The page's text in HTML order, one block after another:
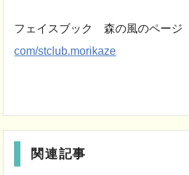
フェイスブック 森の風のページ
com/stclub.morikaze
関連記事